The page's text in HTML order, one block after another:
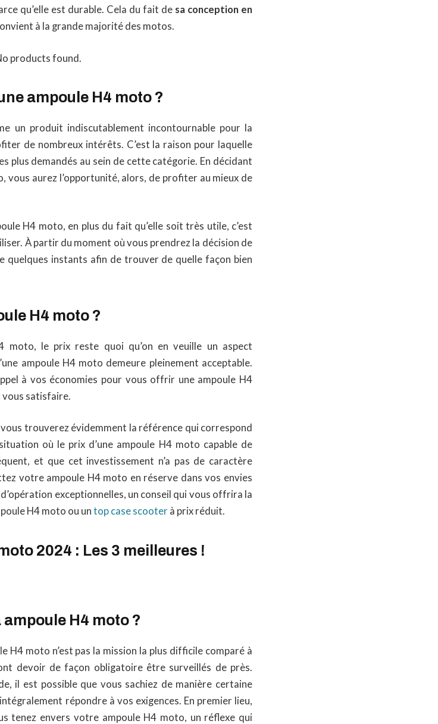
qu’elle est durable. Cela du fait de sa conception en
à la grande majorité des motos.
products found.
ampoule H4 moto ?
un produit indiscutablement incontournable pour la
de nombreux intérêts. C’est la raison pour laquelle
plus demandés au sein de cette catégorie. En décidant
vous aurez l’opportunité, alors, de profiter au mieux de
H4 moto, en plus du fait qu’elle soit très utile, c’est
À partir du moment où vous prendrez la décision de
quelques instants afin de trouver de quelle façon bien
H4 moto ?
moto, le prix reste quoi qu’on en veuille un aspect
ampoule H4 moto demeure pleinement acceptable.
à vos économies pour vous offrir une ampoule H4
satisfaire.
vous trouverez évidemment la référence qui correspond
où le prix d’une ampoule H4 moto capable de
et que cet investissement n’a pas de caractère
votre ampoule H4 moto en réserve dans vos envies
exceptionnelles, un conseil qui vous offrira la
H4 moto ou un top case scooter à prix réduit.
2024 : Les 3 meilleures !
H4 moto ?
H4 moto n’est pas la mission la plus difficile comparé à
devoir de façon obligatoire être surveillés de près.
il est possible que vous sachiez de manière certaine
répondre à vos exigences. En premier lieu,
tenez envers votre ampoule H4 moto, un réflexe qui